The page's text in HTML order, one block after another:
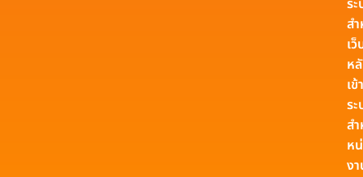
ร
ส
เ
ห
เข้
ร
ส
ห
ง